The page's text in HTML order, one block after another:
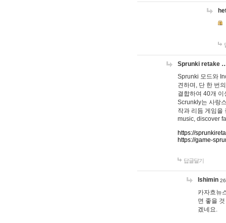
Sprunki retake
Sprunki 모드와
견하며, 단 한 번
결합하여 40개
Scrunkly는 사랑
작과 리듬 게임을
music, discover
https://
https://game-
답글달기
lshimin
카자흐뉴
면 좋을
겠네요.